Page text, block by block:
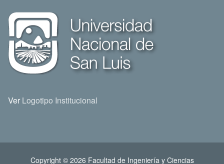
Ver Logotipo Institucional
Copyright © 2026 Facultad de Ingeniería y Ciencias